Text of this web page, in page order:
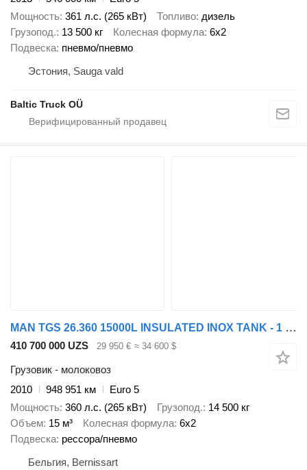
Мощность 361 л.с. (265 кВт) Топливо дизель
Грузопод. 13 500 кг Колесная формула 6x2
Подвеска пневмо/пневмо
Эстония, Sauga vald
Baltic Truck OÜ
MAN TGS 26.360 15000L INSULATED INOX TANK - 1 COMP - INTARDER
410 700 000 UZS 29 950 € ≈ 34 600 $
Грузовик - молоковоз
2010
948 951 км
Euro 5
Мощность 360 л.с. (265 кВт) Грузопод. 14 500 кг
Объем 15 м³ Колесная формула 6x2
Подвеска рессора/пневмо
Бельгия, Bernissart